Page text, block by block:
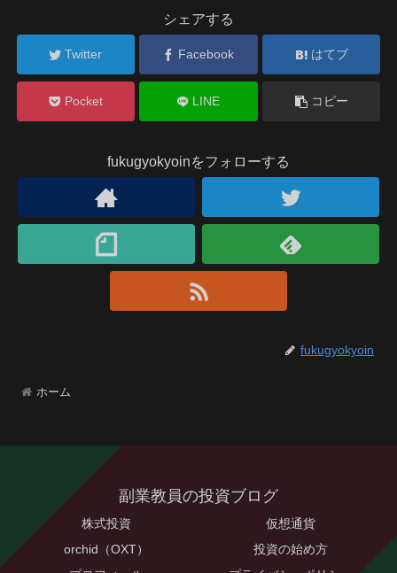
シェアする
Twitter Facebook はてブ
Pocket LINE コピー
fukugyokyoinをフォローする
fukugyokyoin
ホーム
副業教員の投資ブログ
株式投資
仮想通貨
orchid（OXT）
投資の始め方